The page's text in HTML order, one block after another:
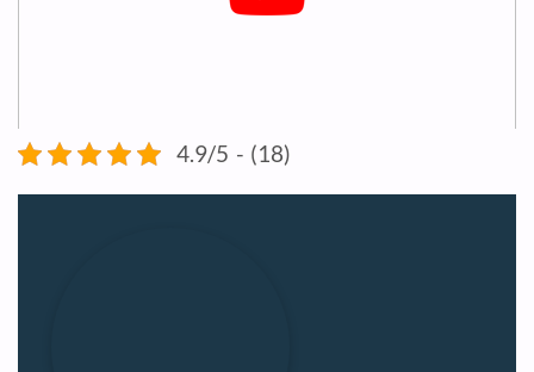
4.9/5 - (18)